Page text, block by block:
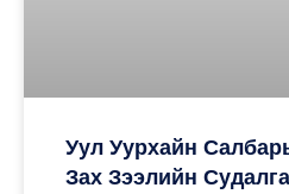
Уул Уурхайн
Зах Зээлийн